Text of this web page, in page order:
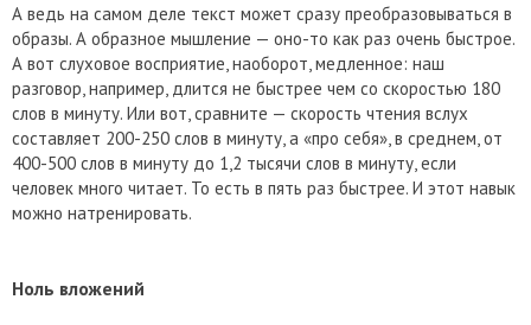
А ведь на самом деле текст может сразу преобразовываться в
образы. А образное мышление — оно-то как раз очень быстрое.
А вот слуховое восприятие, наоборот, медленное: наш
разговор, например, длится не быстрее чем со скоростью 180
слов в минуту. Или вот, сравните — скорость чтения вслух
составляет 200-250 слов в минуту, а «про себя», в среднем, от
400-500 слов в минуту до 1,2 тысячи слов в минуту, если
человек много читает. То есть в пять раз быстрее. И этот навык
можно натренировать.
Ноль вложений